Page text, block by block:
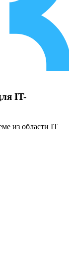
IT-
из области IT